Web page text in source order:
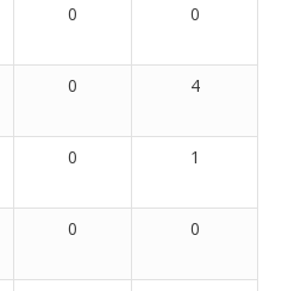
0 0
0 4
0 1
0 0